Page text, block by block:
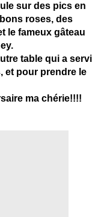
sur des pics en
roses, des
le fameux gâteau
table qui a servi
et pour prendre le
ma chérie!!!!